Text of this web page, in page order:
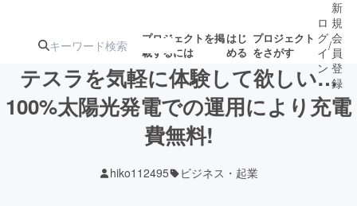
プロジェクトを掲
載するには
はじ
める
プロジェクト
をさがす
注目の新着プロ募集終了が近いプ
ロ
グ
イ
ン
/
新
規
会
員
登
録
テスラを気軽に体験して欲しい…
100%太陽光発電での運用により充電
費無料!
hiko112495 ビジネス・起業